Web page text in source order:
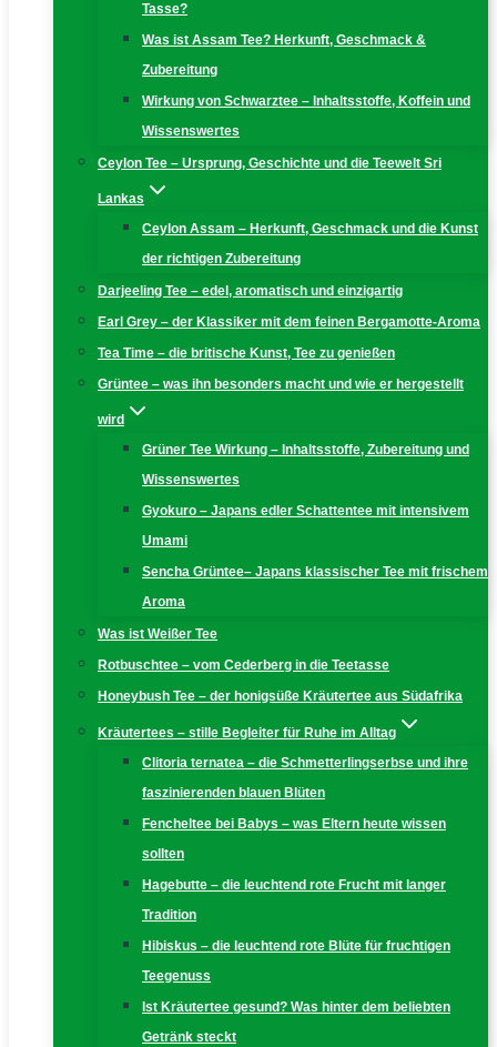
Tasse?
Was ist Assam Tee? Herkunft, Geschmack &
Zubereitung
Wirkung von Schwarztee – Inhaltsstoffe, Koffein und
Wissenswertes
Ceylon Tee – Ursprung, Geschichte und die Teewelt Sri
Lankas
Ceylon Assam – Herkunft, Geschmack und die Kunst
der richtigen Zubereitung
Darjeeling Tee – edel, aromatisch und einzigartig
Earl Grey – der Klassiker mit dem feinen Bergamotte-Aroma
Tea Time – die britische Kunst, Tee zu genießen
Grüntee – was ihn besonders macht und wie er hergestellt
wird
Grüner Tee Wirkung – Inhaltsstoffe, Zubereitung und
Wissenswertes
Gyokuro – Japans edler Schattentee mit intensivem
Umami
Sencha Grüntee– Japans klassischer Tee mit frischem
Aroma
Was ist Weißer Tee
Rotbuschtee – vom Cederberg in die Teetasse
Honeybush Tee – der honigsüße Kräutertee aus Südafrika
Kräutertees – stille Begleiter für Ruhe im Alltag
Clitoria ternatea – die Schmetterlingserbse und ihre
faszinierenden blauen Blüten
Fencheltee bei Babys – was Eltern heute wissen
sollten
Hagebutte – die leuchtend rote Frucht mit langer
Tradition
Hibiskus – die leuchtend rote Blüte für fruchtigen
Teegenuss
Ist Kräutertee gesund? Was hinter dem beliebten
Getränk steckt